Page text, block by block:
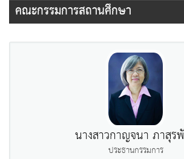
คณะกรรมการสถานศึกษา
นางสาวกาญจนา ภาสุร
ประธานกรรมการ